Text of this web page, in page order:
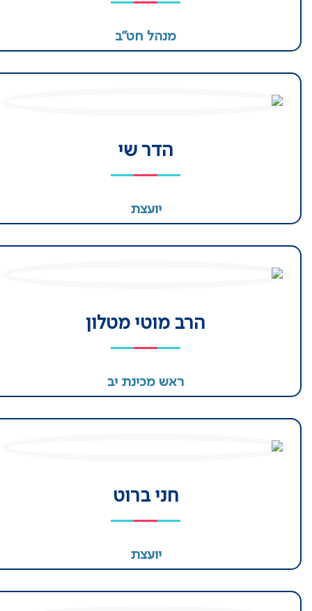
מנהל חט״ב
הדר שי
יועצת
הרב מוטי מטלון
ראש מכינת יב
חני ברוט
יועצת